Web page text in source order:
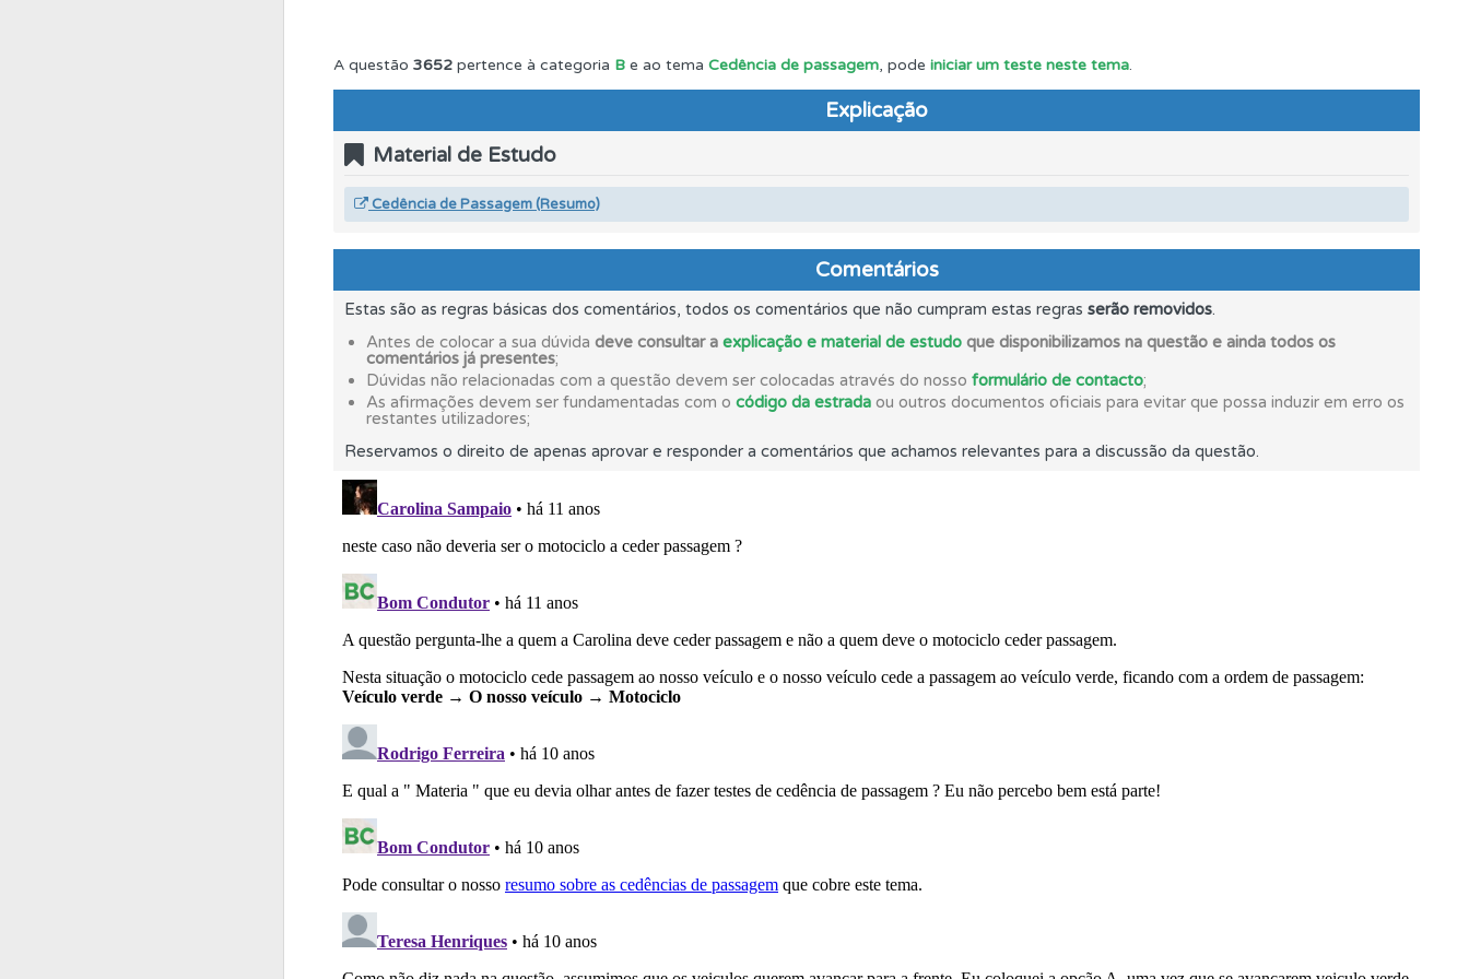
Veja os temas onde tem mais dificuldades no seu perfil.
Questões Consulte as explicações das questões para esclarecimentos adicionais.
Biblioteca Consulte a biblioteca para tirar dúvidas e ver resumos do código.
Testes Deve fazer o teste que recomendamos para obter os melhores resultados.
Testemunhos
Conta Crie uma conta para ter acesso às suas estatísticas em qualquer equipamento.
Conta Crie uma conta para poder partilhar o seu perfil com os seus amigos.
A questão 3652 pertence à categoria B e ao tema Cedência de passagem, pode iniciar um teste neste tema.
Explicação
Material de Estudo
Cedência de Passagem (Resumo)
Comentários
Estas são as regras básicas dos comentários, todos os comentários que não cumpram estas regras serão removidos.
Antes de colocar a sua dúvida deve consultar a explicação e material de estudo que disponibilizamos na questão e ainda todos os
comentários já presentes;
Dúvidas não relacionadas com a questão devem ser colocadas através do nosso formulário de contacto;
As afirmações devem ser fundamentadas com o código da estrada ou outros documentos oficiais para evitar que possa induzir em erro os
restantes utilizadores;
Reservamos o direito de apenas aprovar e responder a comentários que achamos relevantes para a discussão da questão.